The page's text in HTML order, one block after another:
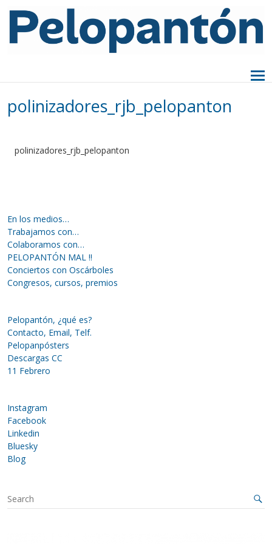
polinizadores_rjb_pelopanton
polinizadores_rjb_pelopanton
En los medios…
Trabajamos con…
Colaboramos con…
PELOPANTÓN MAL !!
Conciertos con Oscárboles
Congresos, cursos, premios
Pelopantón, ¿qué es?
Contacto, Email, Telf.
Pelopanpósters
Descargas CC
11 Febrero
Instagram
Facebook
Linkedin
Bluesky
Blog
S
e